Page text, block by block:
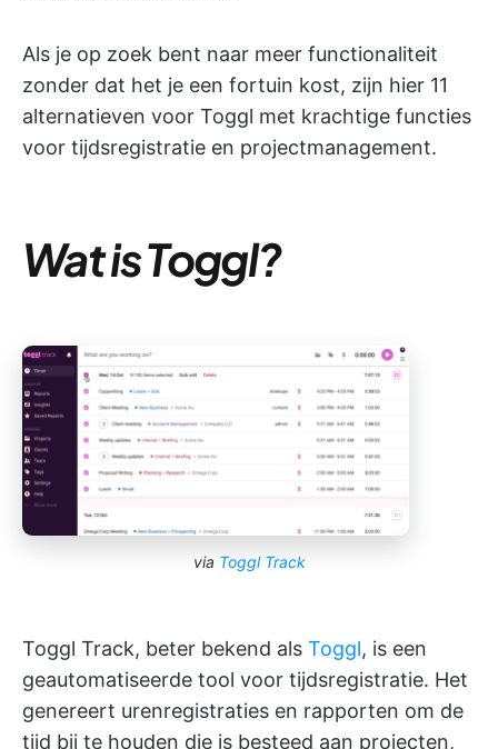
Als je op zoek bent naar meer functionaliteit
zonder dat het je een fortuin kost, zijn hier 11
alternatieven voor Toggl met krachtige functies
voor tijdsregistratie en projectmanagement.
Wat is Toggl?
via Toggl Track
Toggl Track, beter bekend als Toggl, is een
geautomatiseerde tool voor tijdsregistratie. Het
genereert urenregistraties en rapporten om de
tijd bij te houden die is besteed aan projecten,